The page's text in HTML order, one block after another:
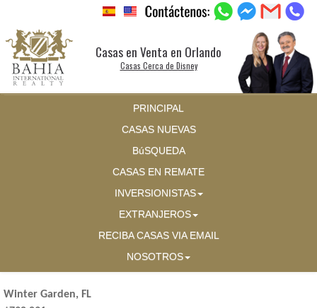
Casas en Venta en Orlando
Casas Cerca de Disney
PRINCIPAL
CASAS NUEVAS
BúSQUEDA
CASAS EN REMATE
INVERSIONISTAS
EXTRANJEROS
RECIBA CASAS VIA EMAIL
NOSOTROS
Winter Garden, FL